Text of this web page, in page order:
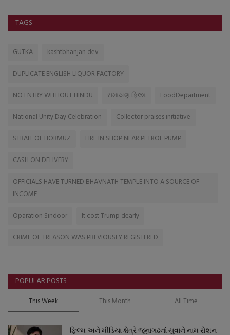
TAGS
GUTKA
kashtbhanjan dev
DUPLICATE ENGLISH LIQUOR FACTORY
NO ENTRY WITHOUT HINDU
રામાયણ ફિલ્મ
FoodDepartment
National Unity Day Celebration
Collector praises initiative
STRAIT OF HORMUZ
FIRE IN SHOP NEAR PETROL PUMP
CASH ON DELIVERY
OFFICIALS HAVE TURNED BHAVNATH TEMPLE INTO A SOURCE OF
INCOME
Oparation Sindoor
It cost Trump dearly
CRIME OF TREASON WAS PREVIOUSLY REGISTERED
POPULAR POSTS
This Week This Month All Time
ફિલ્મ અને મીડિયા ક્ષેત્રે જૂનાગઢનાં યુવાને નામ રોશન